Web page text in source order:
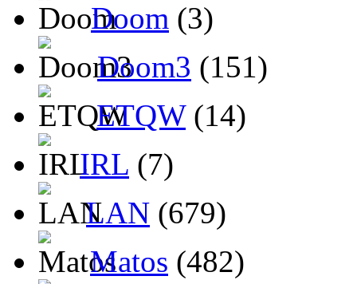
Doom (3)
Doom3 (151)
ETQW(14)
IRL (7)
LAN (679)
Matos (482)